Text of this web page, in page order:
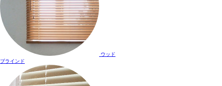
ウッド
ブラインド